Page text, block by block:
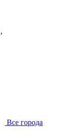
Все города